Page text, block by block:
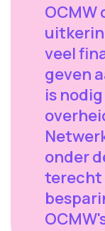
OCMW
veel
geven
is
onder
terecht